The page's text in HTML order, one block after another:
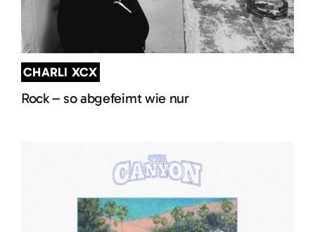
CHARLI XCX
Rock – so abgefeimt wie nur